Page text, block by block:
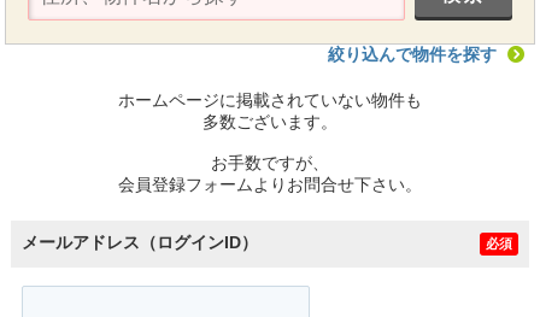
絞り込んで物件を探す
ホームページに掲載されていない物件も
多数ございます。
お手数ですが、
会員登録フォームよりお問合せ下さい。
メールアドレス（ログインID） 必須